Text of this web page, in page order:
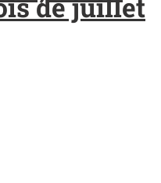
de juillet